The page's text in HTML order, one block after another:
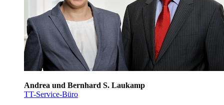
Andrea und Bernhard S. Laukamp
TT-Service-Büro